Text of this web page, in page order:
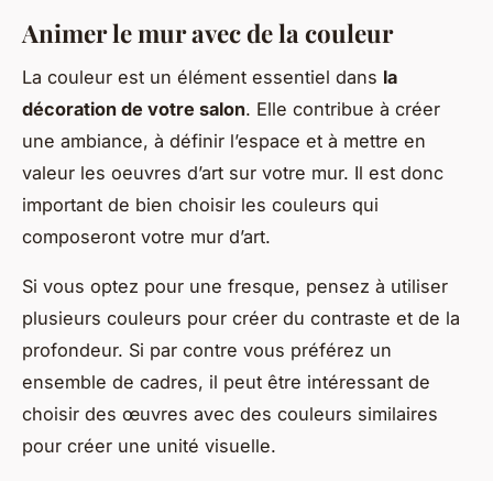
Animer le mur avec de la couleur
La couleur est un élément essentiel dans la
décoration de votre salon. Elle contribue à créer
une ambiance, à définir l’espace et à mettre en
valeur les oeuvres d’art sur votre mur. Il est donc
important de bien choisir les couleurs qui
composeront votre mur d’art.
Si vous optez pour une fresque, pensez à utiliser
plusieurs couleurs pour créer du contraste et de la
profondeur. Si par contre vous préférez un
ensemble de cadres, il peut être intéressant de
choisir des œuvres avec des couleurs similaires
pour créer une unité visuelle.